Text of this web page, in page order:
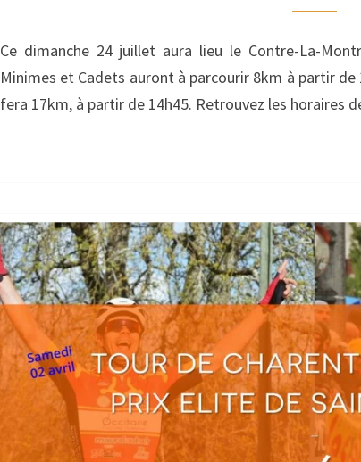
Ce dimanche 24 juillet aura lieu le Contre-La-
Minimes et Cadets auront à parcourir 8km à partir
fera 17km, à partir de 14h45. Retrouvez les horaires